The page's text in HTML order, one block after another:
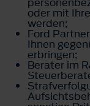
oder mit
werden;
Ford
Ihnen
erbringen;
Berater im